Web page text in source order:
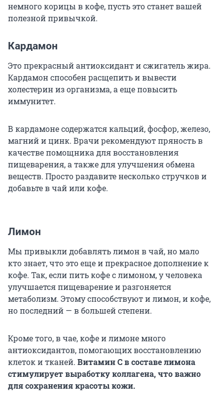
немного корицы в кофе, пусть это станет вашей
полезной привычкой.
Кардамон
Это прекрасный антиоксидант и сжигатель жира.
Кардамон способен расщепить и вывести
холестерин из организма, а еще повысить
иммунитет.
В кардамоне содержатся кальций, фосфор, железо,
магний и цинк. Врачи рекомендуют пряность в
качестве помощника для восстановления
пищеварения, а также для улучшения обмена
веществ. Просто раздавите несколько стручков и
добавьте в чай или кофе.
Лимон
Мы привыкли добавлять лимон в чай, но мало
кто знает, что это еще и прекрасное дополнение к
кофе. Так, если пить кофе с лимоном, у человека
улучшается пищеварение и разгоняется
метаболизм. Этому способствуют и лимон, и кофе,
но последний — в большей степени.
Кроме того, в чае, кофе и лимоне много
антиоксидантов, помогающих восстановлению
клеток и тканей. Витамин С в составе лимона
стимулирует выработку коллагена, что важно
для сохранения красоты кожи.